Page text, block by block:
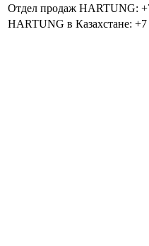
Отдел продаж HARTUNG:
HARTUNG в Казахстане: